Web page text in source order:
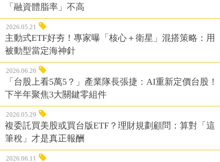
「融資體脂率」不高
2026.05.21
主動式ETF好夯！專家曝「核心＋衛星」混搭策略：用
被動型當定海神針
2026.06.26
「台股上看5萬5？」產業隊長張捷：AI重新定價台股！
下半年聚焦3大關鍵零組件
2026.05.29
複委託買美股或買台版ETF？理財規劃顧問：算對「這
筆稅」才是真正報酬
2026.06.11